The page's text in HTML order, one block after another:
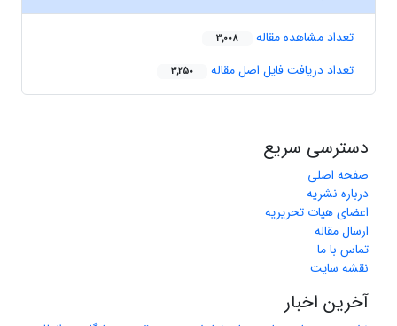
تعداد مشاهده مقاله 3,008
تعداد دریافت فایل اصل مقاله 3,250
دسترسی سریع
صفحه اصلی
درباره نشریه
اعضای هیات تحریریه
ارسال مقاله
تماس با ما
نقشه سایت
آخرین اخبار